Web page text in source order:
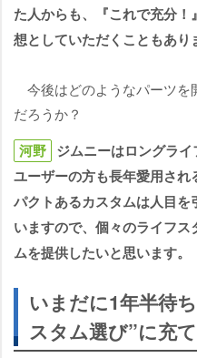
た人からも、『これで充分
想としていただくこともあり
今後はどのようなパーツを
だろうか？
河野 ジムニーはロングライ
ユーザーの方も長年愛用さ
パクトあるカスタムは人目
いますので、個々のライフ
ムを提供したいと思います。
いまだに1年半待
スタム選び”に充